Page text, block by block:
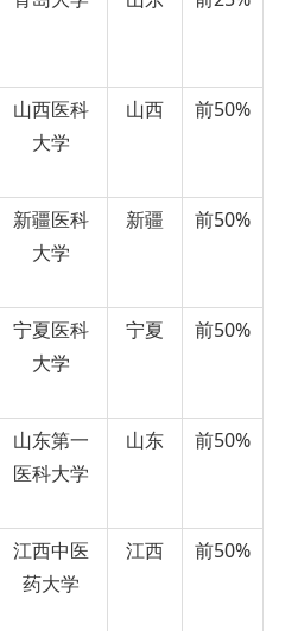
山西医科
大学
山西 前50%
新疆医科
大学
新疆 前50%
宁夏医科
大学
宁夏 前50%
山东第一
医科大学
山东 前50%
江西中医
药大学
江西 前50%